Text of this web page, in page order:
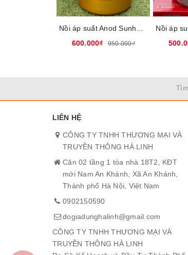
600.000₫
950.000₫
LIÊN HỆ
CÔNG TY TNHH THƯƠNG MẠI VÀ
TRUYỀN THÔNG HÀ LINH
Căn 02 tầng 1 tòa nhà 18T2, KĐT
mới Nam An Khánh, Xã An Khánh,
Thành phố Hà Nội, Việt Nam
0902150590
dogiadunghalinh@gmail.com
CÔNG TY TNHH THƯƠNG MẠI VÀ
TRUYỀN THÔNG HÀ LINH